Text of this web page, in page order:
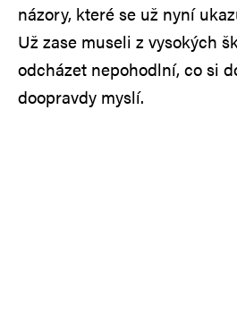
názory, které se už nyní
Už zase museli z vysokých
odcházet nepohodlní, co si
doopravdy myslí.